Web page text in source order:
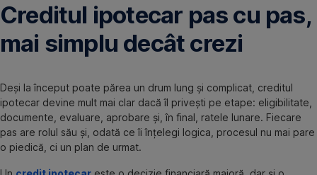
Creditul ipotecar pas cu pas,
mai simplu decât crezi
Deși la început poate părea un drum lung și complicat, creditul
ipotecar devine mult mai clar dacă îl privești pe etape: eligibilitate,
documente, evaluare, aprobare și, în final, ratele lunare. Fiecare
pas are rolul său și, odată ce îi înțelegi logica, procesul nu mai pare
o piedică, ci un plan de urmat.